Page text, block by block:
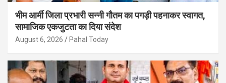
भीम आर्मी जिला प्रभारी सन्नी गौतम का पगड़ी पहनाकर स्वागत,
सामाजिक एकजुटता का दिया संदेश
August 6, 2026 Pahal Today